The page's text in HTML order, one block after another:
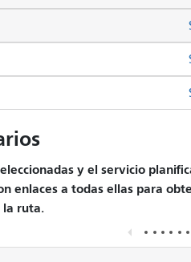
y el servicio
enlaces a todas ellas para
la ruta.